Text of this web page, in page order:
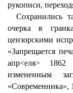
рукописи,
Сохранились
очерка в
цензорскими
«Запрещается
апр<еля>
измененным